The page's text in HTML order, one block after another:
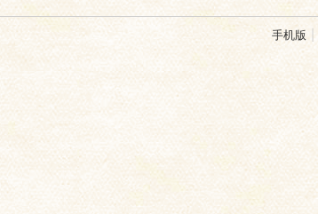
手机版